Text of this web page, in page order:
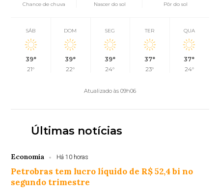
Chance de chuva Nascer do sol Pôr do sol
SÁB
39°
21°
DOM
39°
22°
SEG
39°
24°
TER
37°
23°
QUA
37°
24°
Atualizado às 09h06
Últimas notícias
Economia Há 10 horas
Petrobras tem lucro líquido de R$ 52,4 bi no
segundo trimestre